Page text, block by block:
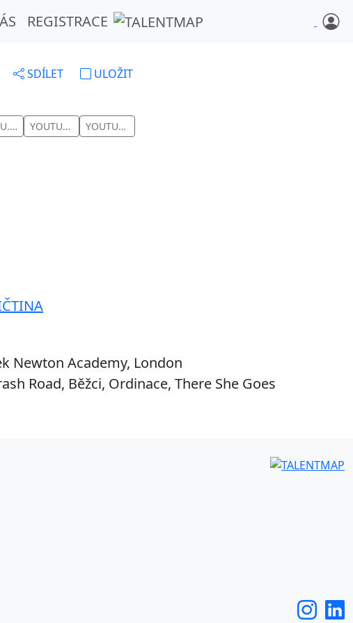
REGISTRACE
SDÍLET ULOŽIT
YOUTU.BE YOUTUBE YOUTUBE
Newton Academy, London
Road, Běžci, Ordinace, There She Goes